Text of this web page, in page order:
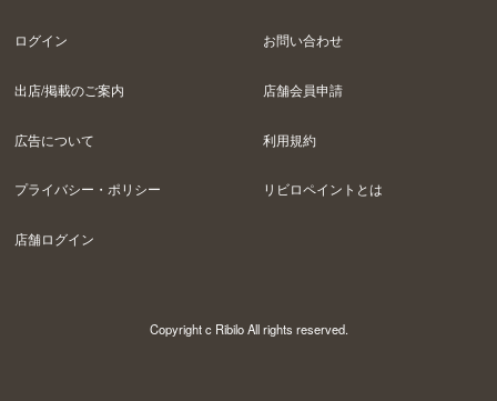
ログイン お問い合わせ
出店/掲載のご案内 店舗会員申請
広告について 利用規約
プライバシー・ポリシー リビロペイントとは
店舗ログイン
Copyright c Ribilo All rights reserved.